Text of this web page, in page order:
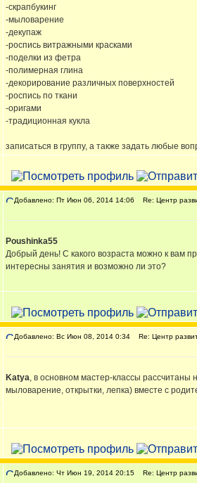
-скрапбукинг
-мыловарение
-декупаж
-роспись витражными красками
-поделки из фетра
-полимерная глина
-декорирование различных поверхностей
-роспись по ткани
-оригами
-традиционная кукла
записаться в группу, а также задать любые
Добавлено: Пт Июн 06, 2014 14:06 Re: Центр
Poushinka55
Добрый день! С какого возраста можно к вам
интересны занятия и возможно ли это?
Добавлено: Вс Июн 08, 2014 0:34 Re: Центр
Katya, в основном мастер-классы рассчитаны
мыловарение, открытки, лепка) вместе с
Добавлено: Чт Июн 19, 2014 20:15 Re: Центр